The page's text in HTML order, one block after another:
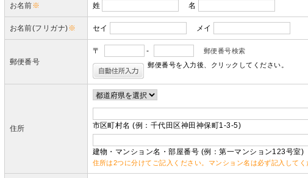
お名前※ 姓 名
お名前(フリガナ)※ セイ メイ
郵便番号
〒 -
郵便番号検索
郵便番号を入力後、クリックしてください。
住所 市区町村名 (例：千代田区神田神保町1-3-5)
建物・マンション名・部屋番号 (例：第一マンション123号室)
住所は2つに分けてご記入ください。マンション名は必ず記入してく